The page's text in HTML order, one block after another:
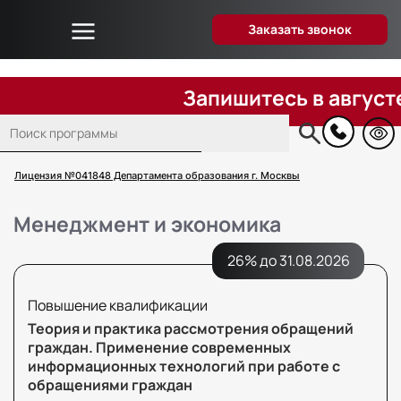
Лицензия №041848 Департамента образования г. Москвы
Заказать звонок
Основная
навигация
Об университете
Преподаватели
Вопрос-ответ
Акции и скидки
Сведения об образовательной организации
Контакты
Запишитесь в
Менеджмент и экономика
Повышение квалификации
Теория и практика рассмотрения обращений
граждан. Применение современных
информационных технологий при работе с
обращениями граждан
26% до 31.08.2026